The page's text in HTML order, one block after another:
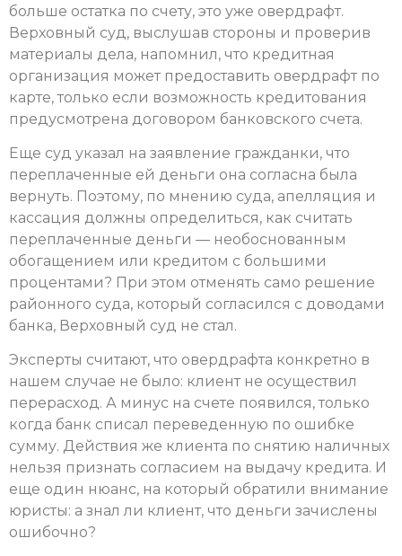
больше остатка по счету, это уже овердрафт.
Верховный суд, выслушав стороны и проверив
материалы дела, напомнил, что кредитная
организация может предоставить овердрафт по
карте, только если возможность кредитования
предусмотрена договором банковского счета.
Еще суд указал на заявление гражданки, что
переплаченные ей деньги она согласна была
вернуть. Поэтому, по мнению суда, апелляция и
кассация должны определиться, как считать
переплаченные деньги — необоснованным
обогащением или кредитом с большими
процентами? При этом отменять само решение
районного суда, который согласился с доводами
банка, Верховный суд не стал.
Эксперты считают, что овердрафта конкретно в
нашем случае не было: клиент не осуществил
перерасход. А минус на счете появился, только
когда банк списал переведенную по ошибке
сумму. Действия же клиента по снятию наличных
нельзя признать согласием на выдачу кредита. И
еще один нюанс, на который обратили внимание
юристы: а знал ли клиент, что деньги зачислены
ошибочно?